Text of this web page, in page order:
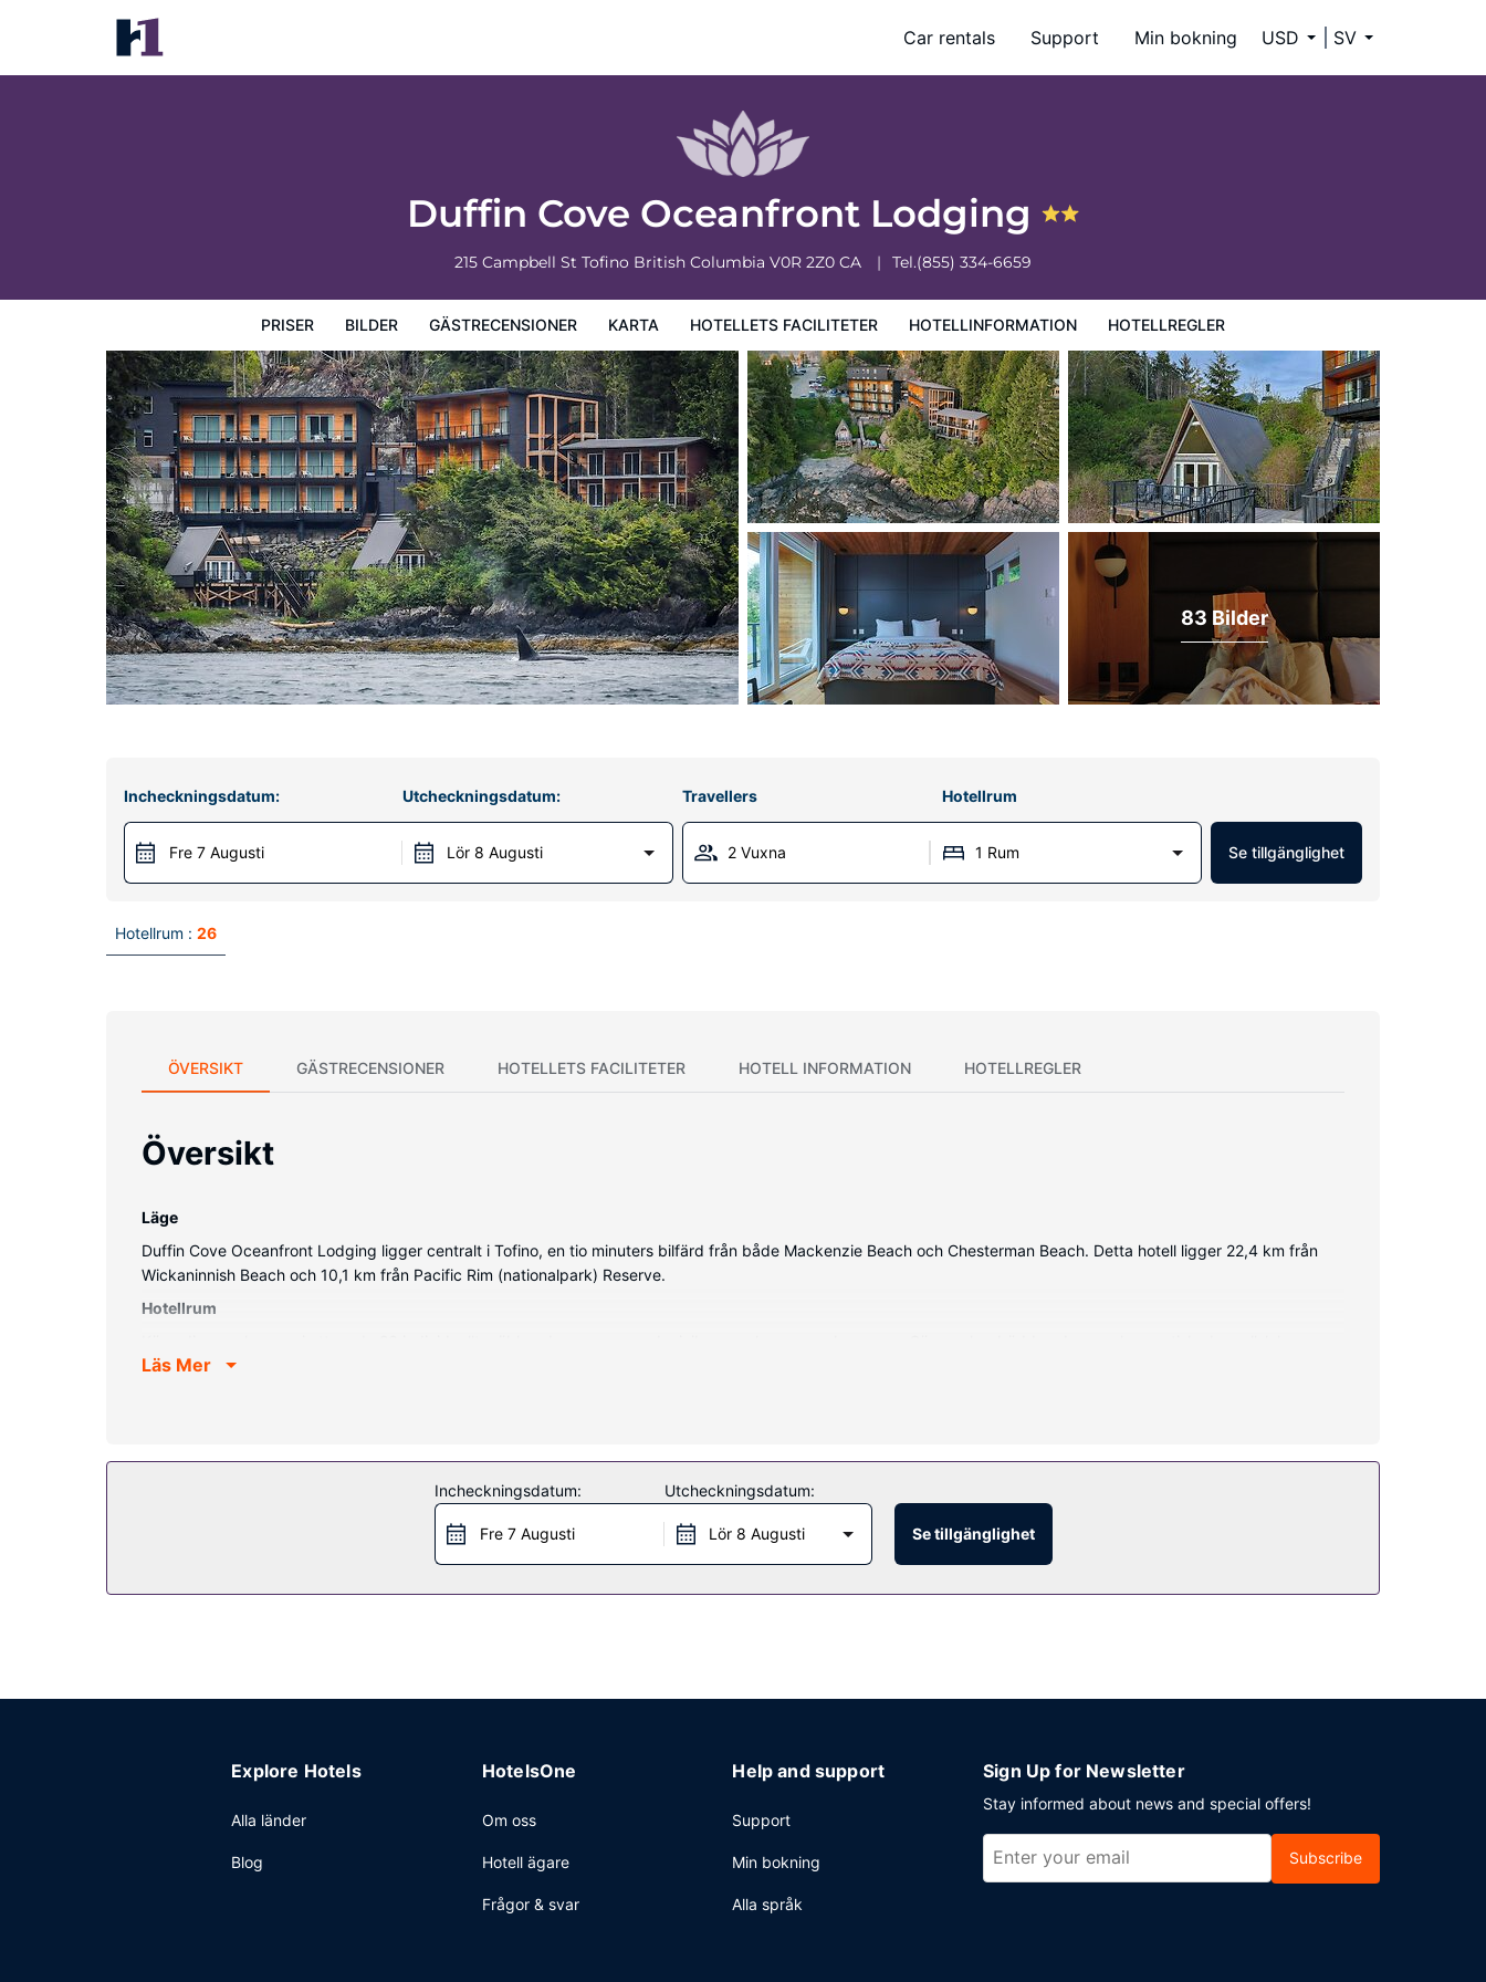
Car rentals Support Min bokning USD SV
Duffin Cove Oceanfront Lodging
215 Campbell St Tofino British Columbia V0R 2Z0 CA Tel.(855) 334-6659
PRISER BILDER GÄSTRECENSIONER KARTA HOTELLETS FACILITETER HOTELLINFORMATION HOTELLREGLER
Duffin Cove Oceanfront Lodging
Priser
83 Bilder
Incheckningsdatum:
Fre 7 Augusti
Utcheckningsdatum:
Lör 8 Augusti
Travellers Hotellrum
2 Vuxna 1 Rum Se tillgänglighet
Hotellrum : 26
ÖVERSIKT GÄSTRECENSIONER HOTELLETS FACILITETER HOTELL INFORMATION HOTELLREGLER
Översikt
Läge
Duffin Cove Oceanfront Lodging ligger centralt i Tofino, en tio minuters bilfärd från både Mackenzie Beach och Chesterman Beach. Detta hotell ligger 22,4 km från
Wickaninnish Beach och 10,1 km från Pacific Rim (nationalpark) Reserve.
Hotellrum
Rummen har privata terrasser. Gratis wi-fi ser till att du kan hålla dig uppkopplad, och en 43-tums smart-tv med satellitkanaler erbjuder all underhållning du behöver.
Mingla med andra gäster - här erbjuds alla gäster gratis mottagning på vissa dagar.
Läs Mer
Incheckningsdatum:
Fre 7 Augusti
Utcheckningsdatum:
Lör 8 Augusti Se tillgänglighet
Explore Hotels
Alla länder
Blog
HotelsOne
Om oss
Hotell ägare
Frågor & svar
Help and support
Support
Min bokning
Alla språk
Sign Up for Newsletter
Stay informed about news and special offers!
Subscribe